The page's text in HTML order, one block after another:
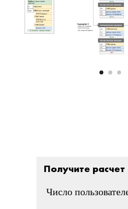
Число
Получите расчет